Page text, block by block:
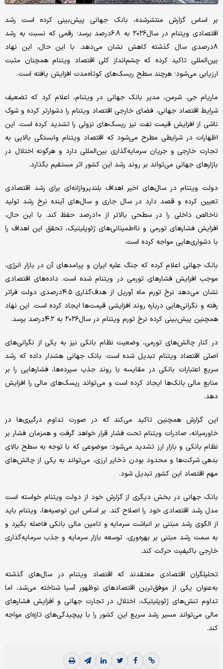
بر اساس گزارش منتشرشده، بانک جهانی پیش‌بینی کرده است رشد
اقتصادی ویتنام در سال۲۰۲۶ به ۶.۸درصد برسد؛ رقمی که نسبت به رشد
۸درصدی سال گذشته کاهش نشان می‌دهد. با این حال، این نهاد
بین‌المللی تاکید کرده که چشم‌انداز کلی اقتصاد ویتنام همچنان مثبت
ارزیابی می‌شود؛ هرچند سطح ریسک‌های کوتاه‌مدت افزایش یافته است.
ماریام جی. شرمن، مدیر بانک جهانی در ویتنام، اعلام کرد که تضعیف
شرایط اقتصاد جهانی، فضای خارجی اقتصاد ویتنام را دشوارتر کرده و شوک
ناشی از افزایش قیمت نفت نیز ریسک‌های نزولی را تشدید کرده است. این
اظهارات در شرایطی مطرح می‌شود که اقتصاد ویتنام وابستگی بالایی به
تجارت خارجی و جریان سرمایه‌گذاری بین‌المللی دارد و هرگونه اختلال در
بازارهای جهانی می‌تواند بر روند رشد این کشور اثر مستقیم بگذارد.
دولت ویتنام در سال‌های اخیر اهداف بلندپروازانه‌ای برای رشد اقتصادی
تعیین کرده و قصد دارد در سال جاری و سال‌های آینده نرخ رشد تولید
ناخالص داخلی را در سطحی بالاتر از ۱۰درصد حفظ کند. با این حال،
افزایش فشارهای تورمی و نااطمینانی‌های ژئوپلیتیک، تحقق این اهداف را
با دشواری‌هایی مواجه کرده است.
بانک جهانی اعلام کرده که جنگ علیه ایران و پیامدهای آن در بازار انرژی،
موجب افزایش فشارهای تورمی در ویتنام شده است. داده‌های اقتصادی
نشان می‌دهد نرخ تورم ماه آوریل از هدف‌گذاری ۴.۵درصدی دولت فراتر
رفته و نگرانی‌هایی درباره روند افزایشی قیمت‌ها ایجاد کرده است. این نهاد
همچنین پیش‌بینی کرده نرخ تورم ویتنام در سال۲۰۲۶ به ۴.۲درصد برسد.
در کنار چالش‌های تورمی، وضعیت نظام بانکی نیز به یکی از نگرانی‌های
اصلی اقتصاد ویتنام تبدیل شده است. بانک جهانی هشدار داده که رشد
سریع اعتبارات بانکی در مقایسه با روند جذب سپرده‌ها، فشارهایی را بر
منابع مالی بانک‌ها ایجاد کرده است و می‌تواند ریسک‌های مالی را افزایش
دهد.
این گزارش همچنین تاکید می‌کند که در صورت تداوم درگیری‌ها در
خاورمیانه، صادرات ویتنام تحت فشار قرار خواهد گرفت و همزمان فشار بر
نظام بانکی و بازار ارز تشدید می‌شود؛ موضوعی که با توجه به سطح بالای
بدهی شرکت‌ها و محدود بودن ذخایر ارزی، می‌تواند به یکی از چالش‌های
مهم اقتصاد این کشور تبدیل شود.
بانک جهانی در بخش دیگری از گزارش خود از دولت ویتنام خواسته است
مدل رشد اقتصادی خود را اصلاح کند. بر اساس این توصیه‌ها، ویتنام باید
از الگوی رشد مبتنی بر انباشت سرمایه و تامین مالی بانکی فاصله بگیرد و
به سمت رشد مبتنی بر بهره‌وری، توسعه بازار سرمایه و جذب سرمایه‌گذاری
خارجی باکیفیت حرکت کند.
تحلیلگران اقتصادی معتقدند که اقتصاد ویتنام در سال‌های گذشته
به‌عنوان یکی از موفق‌ترین اقتصادهای نوظهور آسیا شناخته می‌شد، اما
تداوم تنش‌های ژئوپلیتیک، اختلال در تجارت جهانی و افزایش فشارهای
مالی می‌تواند مسیر رشد سریع این کشور را با پیچیدگی‌های تازه‌ای مواجه
کند.